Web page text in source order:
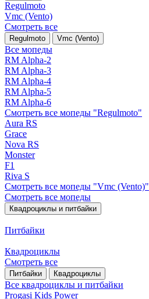
Regulmoto
Vmc (Vento)
Смотреть все
Regulmoto Vmc (Vento)
Все мопеды
RM Alpha-2
RM Alpha-3
RM Alpha-4
RM Alpha-5
RM Alpha-6
Смотреть все мопеды "Regulmoto"
Aura RS
Grace
Nova RS
Monster
F1
Riva S
Смотреть все мопеды "Vmc (Vento)"
Смотреть все мопеды
Квадроциклы и питбайки
Питбайки
Квадроциклы
Смотреть все
Питбайки Квадроциклы
Все квадроциклы и питбайки
Progasi Kids Power